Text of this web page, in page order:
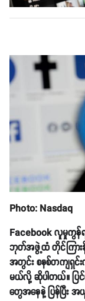
Photo: Nasdaq
Facebook လူမှုကွန်
ဘုတ်အဖွဲ့ထံ တိုင်ကြား
အတွင်း စနစ်တကျရှင်း
မယ်လို့ ဆိုပါတယ်။ ပြ
တွေအနေနဲ့ ပြန်ပြီး အ